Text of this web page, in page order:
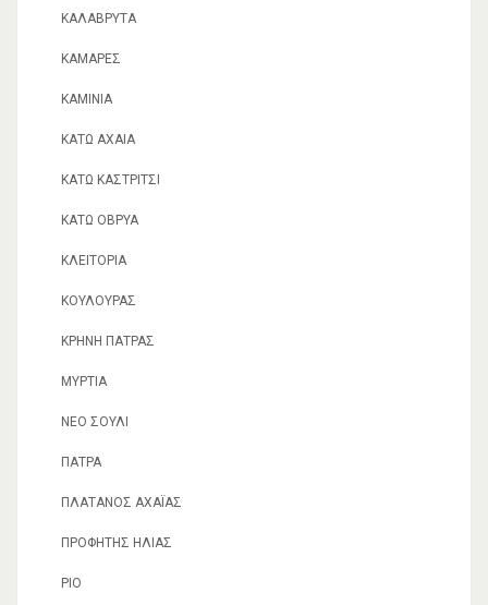
ΚΑΛΆΒΡΥΤΑ
ΚΑΜΆΡΕΣ
ΚΑΜΊΝΙΑ
ΚΆΤΩ ΑΧΑΊΑ
ΚΆΤΩ ΚΑΣΤΡΊΤΣΙ
ΚΆΤΩ ΟΒΡΥΆ
ΚΛΕΙΤΟΡΊΑ
ΚΟΥΛΟΥΡΆΣ
ΚΡΉΝΗ ΠΆΤΡΑΣ
ΜΥΡΤΙΆ
ΝΈΟ ΣΟΎΛΙ
ΠΆΤΡΑ
ΠΛΆΤΑΝΟΣ ΑΧΑΪ́ΑΣ
ΠΡΟΦΉΤΗΣ ΗΛΊΑΣ
ΡΊΟ